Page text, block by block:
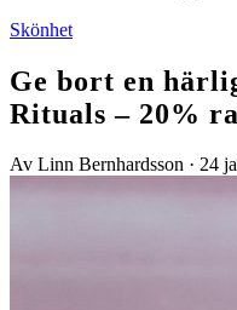
Skönhet
Ge bort en
Rituals – 20%
Av Linn Bernhardsson · 24